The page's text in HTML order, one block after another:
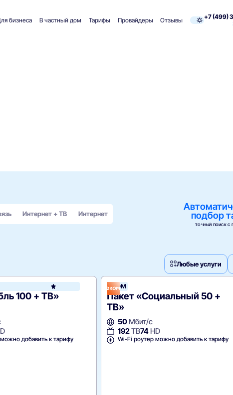
бизнеса В частный дом Тарифы Провайдеры Отзывы +7 (499)
Интернет + ТВ Интернет подбор
ТОЧНЫЙ ПОИСК С
Любые услуги
100 + ТВ»
добавить к тарифу
2КОМ
Пакет «Социальный 50 +
ТВ»
50 Мбит/с
192ТВ74 HD
Wi-Fi роутер можно добавить к тарифу